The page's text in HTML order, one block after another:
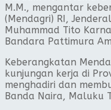
M.M., mengantar
(Mendagri) RI,
Muhammad Tito
Bandara Pattimura
Keberangkatan
kunjungan kerja di
menghadiri dan
Banda Naira, Maluku